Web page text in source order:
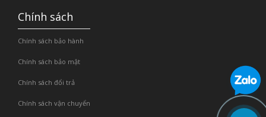
Chính sách
Chính sách bảo hành
Chính sách bảo mật
Chính sách đổi trả
Chính sách vận chuyển